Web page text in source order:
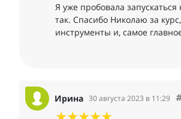
Я уже пробовала
так. Спасибо Николаю за
инструменты и, самое
Ирина 30 августа 2023 в 11:29